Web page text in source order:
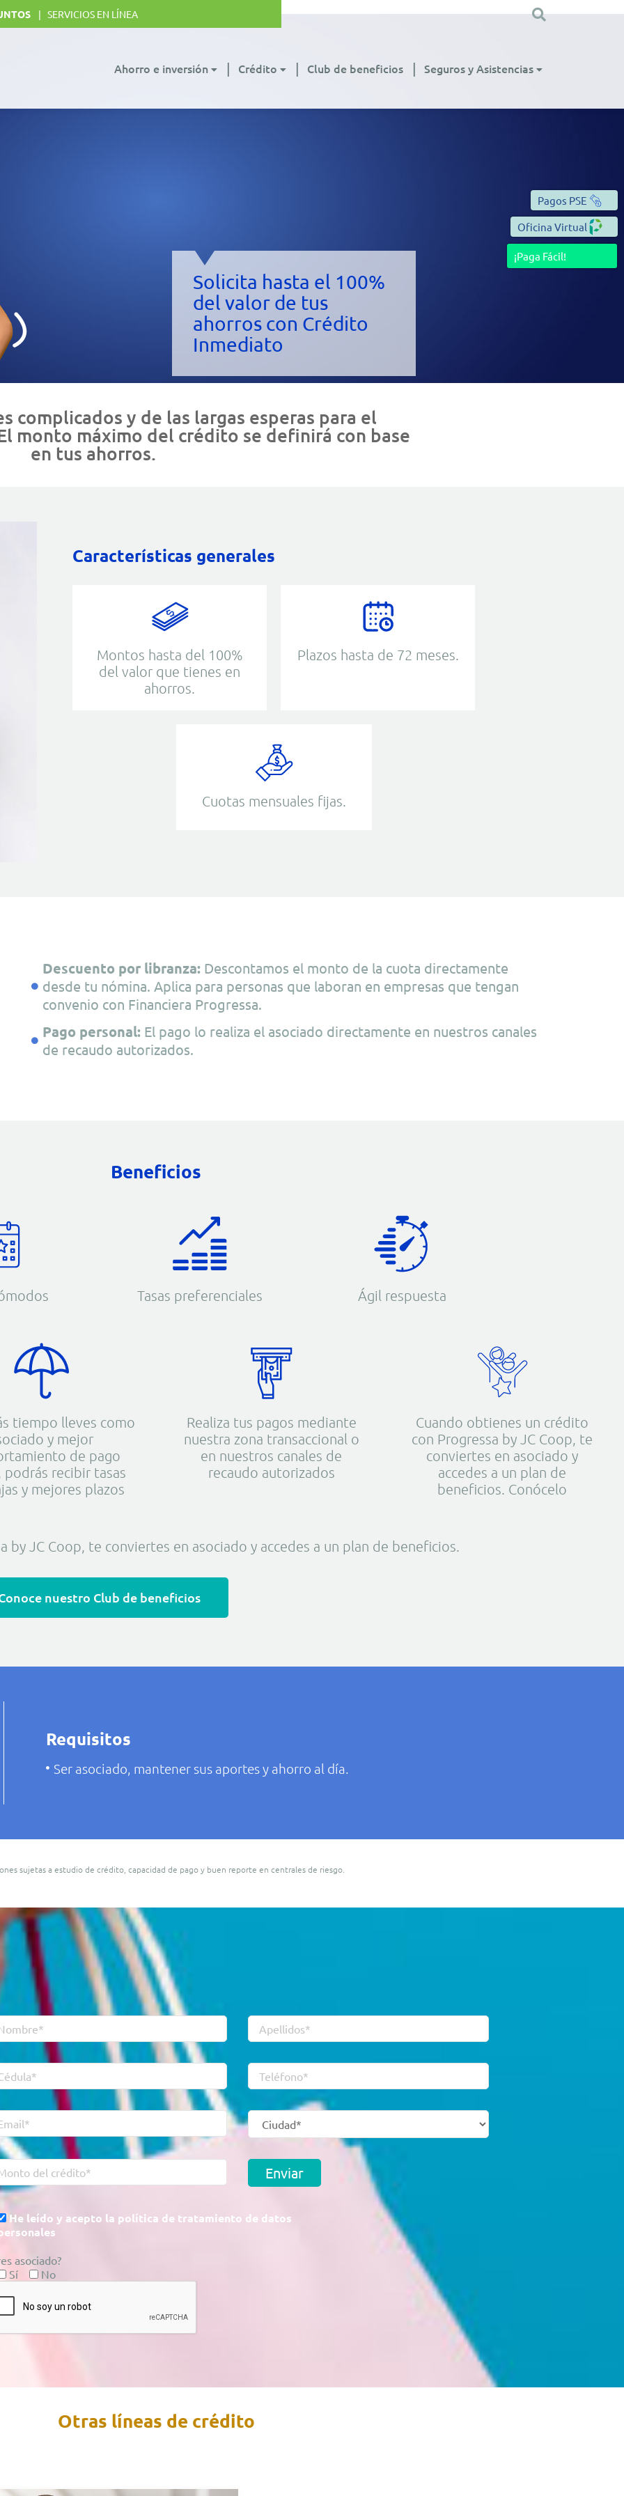
SERVICIOS EN LÍNEA
Ahorro e inversión Crédito Club de beneficios Seguros y Asistencias
Solicita hasta el 100%
del valor de tus
ahorros con Crédito
Inmediato
complicados y de las largas esperas para el
monto máximo del crédito se definirá con base
en tus ahorros.
Características generales
Montos hasta del 100%
del valor que tienes en
ahorros.
Plazos hasta de 72 meses.
Cuotas mensuales fijas.
Descuento por libranza: Descontamos el monto de la cuota directamente
desde tu nómina. Aplica para personas que laboran en empresas que tengan
convenio con Financiera Progressa.
Pago personal: El pago lo realiza el asociado directamente en nuestros canales
de recaudo autorizados.
Beneficios
Tasas preferenciales Ágil respuesta
tiempo lleves como
y mejor
de pago
podrás recibir tasas
y mejores plazos
Realiza tus pagos mediante
nuestra zona transaccional o
en nuestros canales de
recaudo autorizados
Cuando obtienes un crédito
con Progressa by JC Coop, te
conviertes en asociado y
accedes a un plan de
beneficios. Conócelo
JC Coop, te conviertes en asociado y accedes a un plan de beneficios.
nuestro Club de beneficios
Requisitos
Ser asociado, mantener sus aportes y ahorro al día.
sujetas a estudio de crédito, capacidad de pago y buen reporte en centrales de riesgo.
He leído y acepto la política de tratamiento de datos
asociado?
Sí
No
Otras líneas de crédito
¡Paga Fácil!
Oficina Virtual
Pagos PSE